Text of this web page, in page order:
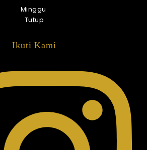
Minggu
Tutup
Ikuti Kami